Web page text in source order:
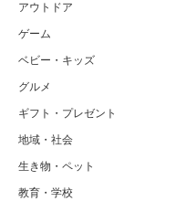
アウトドア
ゲーム
ベビー・キッズ
グルメ
ギフト・プレゼント
地域・社会
生き物・ペット
教育・学校